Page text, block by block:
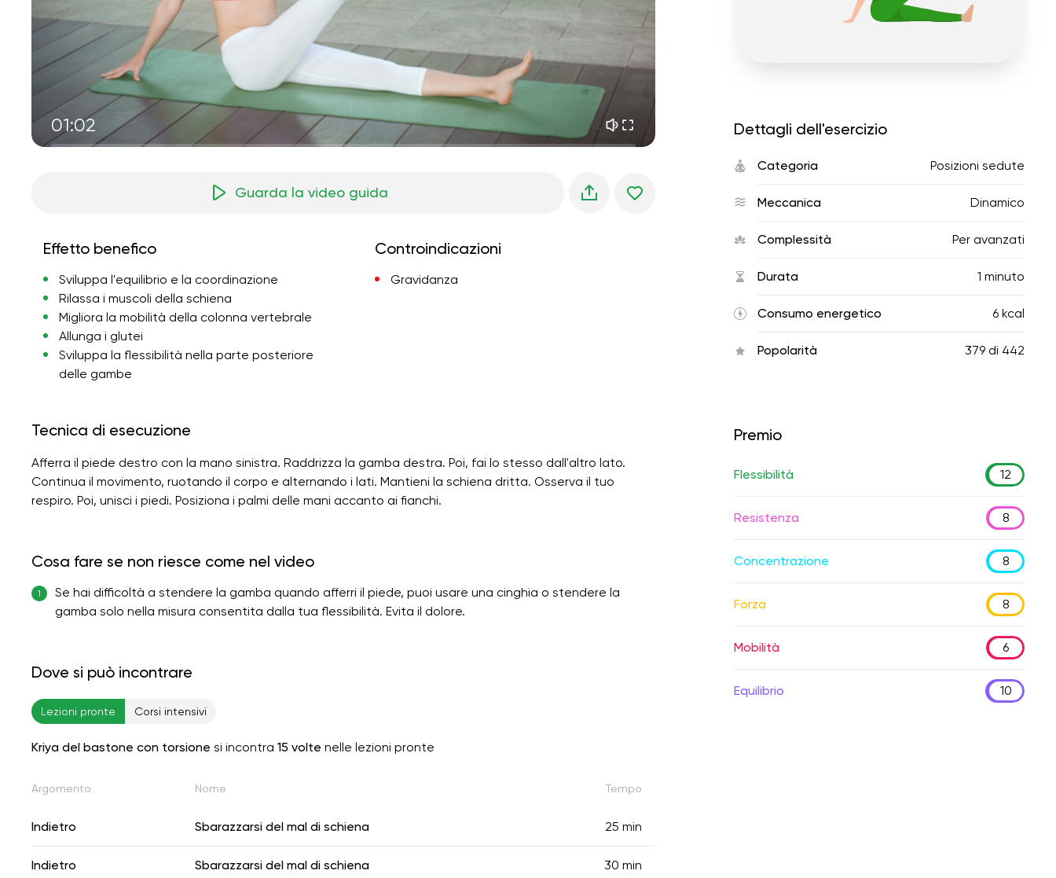
01:02
silenzio di montagna
brezza marina 02:00
la voce del vento 02:00
foresta di primavera 02:00
Guarda la video guida
Effetto benefico
Sviluppa l'equilibrio e la coordinazione
Rilassa i muscoli della schiena
Migliora la mobilità della colonna vertebrale
Allunga i glutei
Sviluppa la flessibilità nella parte posteriore
delle gambe
Controindicazioni
Gravidanza
Tecnica di esecuzione
Afferra il piede destro con la mano sinistra. Raddrizza la gamba destra. Poi, fai lo stesso dall'altro lato.
Continua il movimento, ruotando il corpo e alternando i lati. Mantieni la schiena dritta. Osserva il tuo
respiro. Poi, unisci i piedi. Posiziona i palmi delle mani accanto ai fianchi.
Cosa fare se non riesce come nel video
1
Se hai difficoltà a stendere la gamba quando afferri il piede, puoi usare una cinghia o stendere la
gamba solo nella misura consentita dalla tua flessibilità. Evita il dolore.
Dove si può incontrare
Lezioni pronte Corsi intensivi
Kriya del bastone con torsione si incontra 15 volte nelle lezioni pronte
Argomento Nome Tempo
Indietro Sbarazzarsi del mal di schiena 25 min
Indietro Sbarazzarsi del mal di schiena 30 min
Dettagli dell'esercizio
Categoria Posizioni sedute
Meccanica Dinamico
Complessità Per avanzati
Durata 1 minuto
Consumo energetico 6 kcal
Popolarità 379 di 442
Premio
Flessibilità 12
Resistenza 8
Concentrazione 8
Forza 8
Mobilità 6
Equilibrio 10